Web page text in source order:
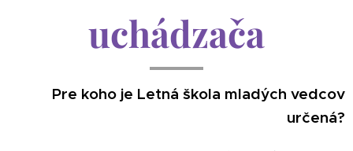
uchádzača
Pre koho je Letná škola mladých vedcov
určená?